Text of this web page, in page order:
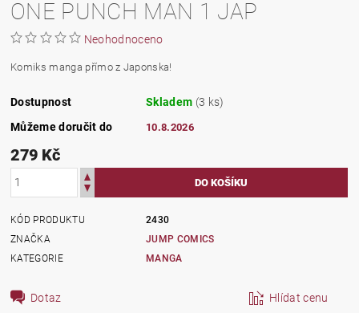
ONE PUNCH MAN 1 JAP
Neohodnoceno
Komiks manga přímo z Japonska!
Dostupnost Skladem (3 ks)
Můžeme doručit do
10.8.2026
279 Kč
KÓD PRODUKTU
2430
ZNAČKA
JUMP COMICS
KATEGORIE
MANGA
Dotaz Hlídat cenu